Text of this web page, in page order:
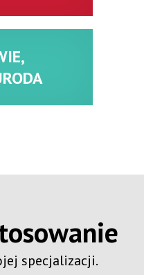
specjalizacji.